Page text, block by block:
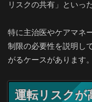
リスクの共有」といっ
特に主治医やケアマネ
制限の必要性を説明し
がるケースがあります。
運転リスクが